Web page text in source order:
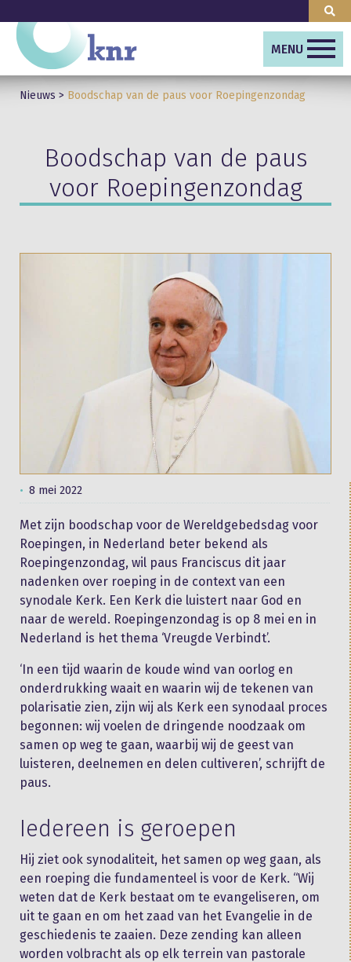
MENU
Nieuws > Boodschap van de paus voor Roepingenzondag
Boodschap van de paus
voor Roepingenzondag
8 mei 2022
Met zijn boodschap voor de Wereldgebedsdag voor
Roepingen, in Nederland beter bekend als
Roepingenzondag, wil paus Franciscus dit jaar
nadenken over roeping in de context van een
synodale Kerk. Een Kerk die luistert naar God en
naar de wereld. Roepingenzondag is op 8 mei en in
Nederland is het thema ‘Vreugde Verbindt’.
‘In een tijd waarin de koude wind van oorlog en
onderdrukking waait en waarin wij de tekenen van
polarisatie zien, zijn wij als Kerk een synodaal proces
begonnen: wij voelen de dringende noodzaak om
samen op weg te gaan, waarbij wij de geest van
luisteren, deelnemen en delen cultiveren’, schrijft de
paus.
Iedereen is geroepen
Hij ziet ook synodaliteit, het samen op weg gaan, als
een roeping die fundamenteel is voor de Kerk. “Wij
weten dat de Kerk bestaat om te evangeliseren, om
uit te gaan en om het zaad van het Evangelie in de
geschiedenis te zaaien. Deze zending kan alleen
worden volbracht als op elk terrein van pastorale